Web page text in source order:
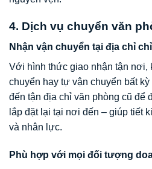
4. Dịch vụ chuyển văn
Nhận vận chuyển tại địa chỉ
Với hình thức giao nhận tận nơi,
chuyển hay tự vận chuyển bất
đến tận địa chỉ văn phòng cũ để
lắp đặt lại tại nơi đến – giúp tiết
và nhân lực.
Phù hợp với mọi đối tượng